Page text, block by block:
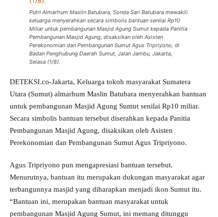
Putri Almarhum Maslin Batubara, Sonda Sari Batubara mewakili
keluarga menyerahkan secara simbolis bantuan senilai Rp10
Miliar untuk pembangunan Masjid Agung Sumut kepada Panitia
Pembangunan Masjid Agung, disaksikan oleh Asisten
Perekonomian dan Pembangunan Sumut Agus Tripriyono, di
Badan Penghubung Daerah Sumut, Jalan Jambu, Jakarta,
Selasa (1/8).
DETEKSI.co-Jakarta, Keluarga tokoh masyarakat Sumatera
Utara (Sumut) almarhum Maslin Batubara menyerahkan bantuan
untuk pembangunan Masjid Agung Sumut senilai Rp10 miliar.
Secara simbolis bantuan tersebut diserahkan kepada Panitia
Pembangunan Masjid Agung, disaksikan oleh Asisten
Perekonomian dan Pembangunan Sumut Agus Tripriyono.
Agus Tripriyono pun mengapresiasi bantuan tersebut.
Menurutnya, bantuan itu merupakan dukungan masyarakat agar
terbangunnya masjid yang diharapkan menjadi ikon Sumut itu.
“Bantuan ini, merupakan bantuan masyarakat untuk
pembangunan Masjid Agung Sumut, ini memang ditunggu